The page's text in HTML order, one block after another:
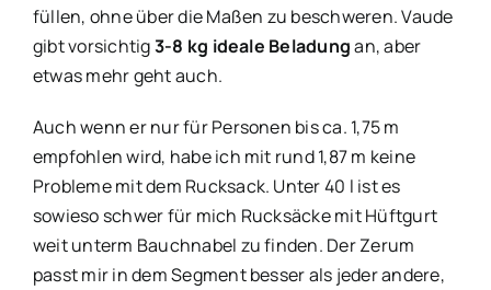
füllen, ohne über die Maßen zu beschweren. Vaude
gibt vorsichtig3-8 kg ideale Beladungan, aber
etwas mehr geht auch.
Auch wenn er nur für Personen bis ca. 1,75 m
empfohlen wird, habe ich mit rund 1,87 m keine
Probleme mit dem Rucksack. Unter 40 l ist es
sowieso schwer für mich Rucksäcke mit Hüftgurt
weit unterm Bauchnabel zu finden. Der Zerum
passt mir in dem Segment besser als jeder andere,